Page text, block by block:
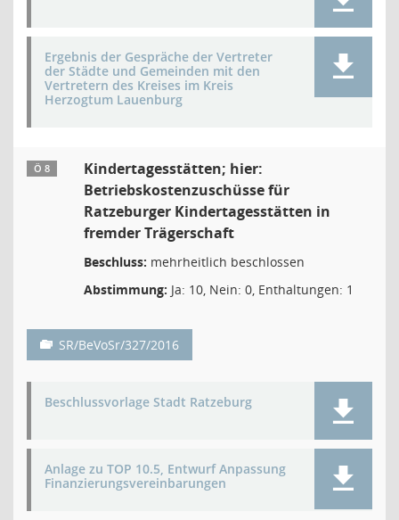
Ergebnis der Gespräche der Vertreter
der Städte und Gemeinden mit den
Vertretern des Kreises im Kreis
Herzogtum Lauenburg
Ö 8
Kindertagesstätten; hier:
Betriebskostenzuschüsse für
Ratzeburger Kindertagesstätten in
fremder Trägerschaft
Beschluss: mehrheitlich beschlossen
Abstimmung: Ja: 10, Nein: 0, Enthaltungen: 1
SR/BeVoSr/327/2016
Beschlussvorlage Stadt Ratzeburg
Anlage zu TOP 10.5, Entwurf Anpassung
Finanzierungsvereinbarungen